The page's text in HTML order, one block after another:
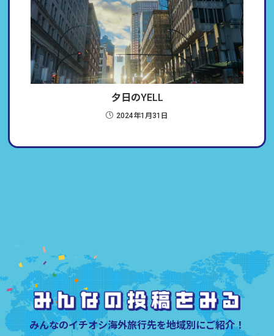
夕日のYELL
2024年1月31日
みんなのイチオシ海外旅行先を地域別にご紹介！